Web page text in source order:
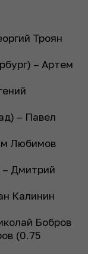
Троян
– Артем
– Павел
Любимов
Дмитрий
Калинин
Бобров
(0.75